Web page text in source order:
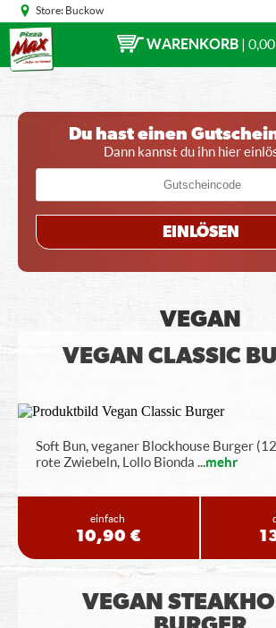
Store: Buckow
WARENKORB |
Du hast einen
Dann kannst du ihn hier
EINLÖSEN
VEGAN
VEGAN CLASSIC
Soft Bun, veganer Blockhouse Burger
rote Zwiebeln, Lollo Bionda ...mehr
einfach
10,90 €
VEGAN